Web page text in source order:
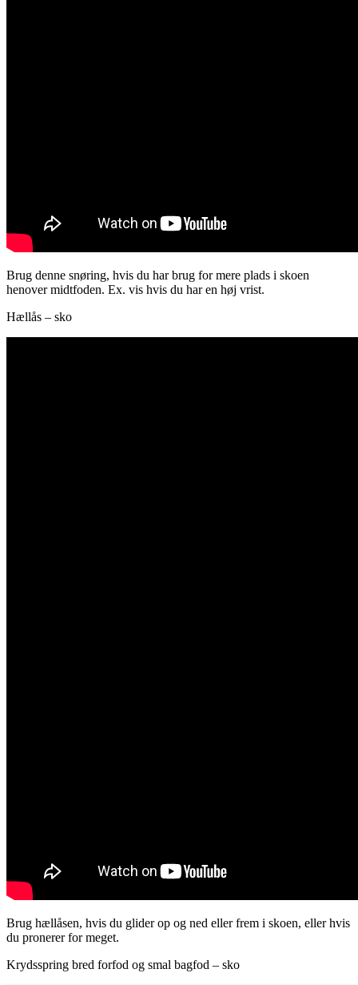
Brug denne snøring, hvis du har brug for mere plads i skoen
henover midtfoden. Ex. vis hvis du har en høj vrist.
Hællås – sko
Brug hællåsen, hvis du glider op og ned eller frem i skoen, eller hvis
du pronerer for meget.
Krydsspring bred forfod og smal bagfod – sko